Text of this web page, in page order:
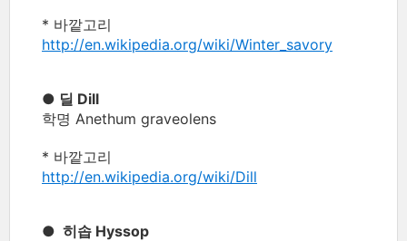
* 바깥고리
http://en.wikipedia.org/wiki/Winter_savory
● 딜 Dill
학명 Anethum graveolens
* 바깥고리
http://en.wikipedia.org/wiki/Dill
● 히솝 Hyssop